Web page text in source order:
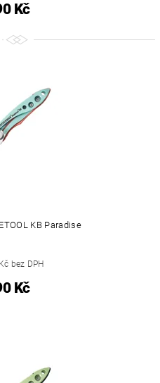
Kč
KB Paradise
bez DPH
Kč